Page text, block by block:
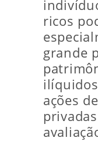
ricos
grande
ações